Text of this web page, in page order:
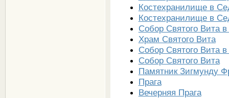
Костехранилище в
Костехранилище в
Собор Святого Вита в
Храм Святого Вита
Собор Святого Вита в
Собор Святого Вита
Памятник Зигмунду
Прага
Вечерняя Прага